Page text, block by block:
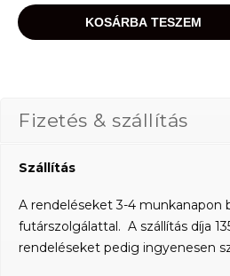
KOSÁRBA TESZEM
Fizetés & szállítás
Szállítás
A rendeléseket 3-4 munkanapon
futárszolgálattal. A szállítás díja
rendeléseket pedig ingyenesen